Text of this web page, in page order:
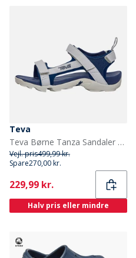
Teva
Teva Børne Tanza Sandaler Grå/Navy
Vejl. pris499,99 kr.
Spare270,00 kr.
Current
229,99 kr.
Halv pris eller mindre